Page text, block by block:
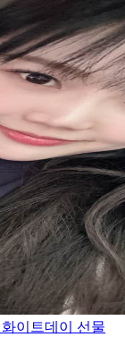
화이트데이 선물